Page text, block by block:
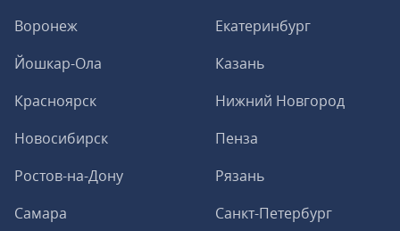
Воронеж
Екатеринбург
Йошкар-Ола
Казань
Красноярск
Нижний Новгород
Новосибирск
Пенза
Ростов-на-Дону
Рязань
Самара
Санкт-Петербург